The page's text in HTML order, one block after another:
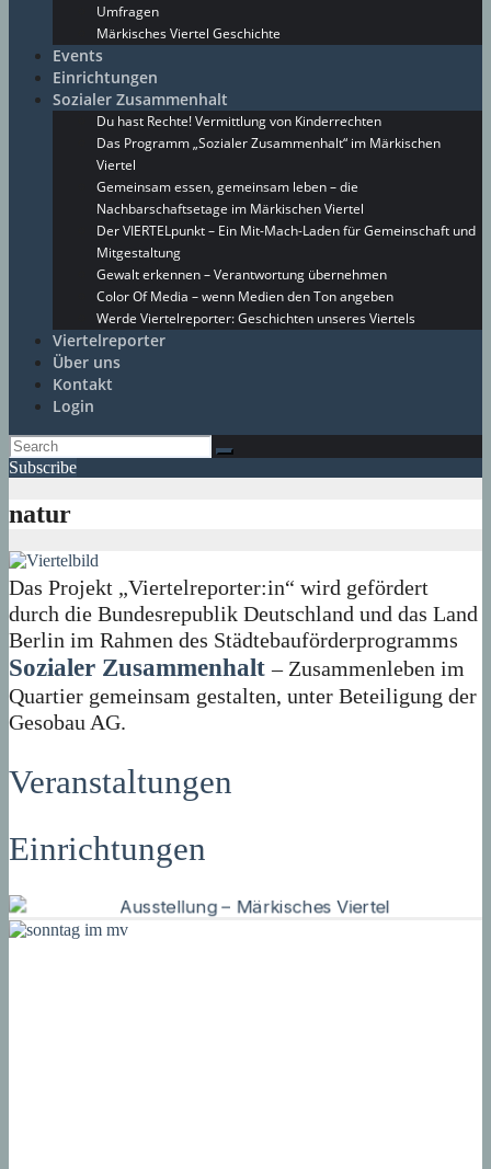
Umfragen
Märkisches Viertel Geschichte
Events
Einrichtungen
Sozialer Zusammenhalt
Du hast Rechte! Vermittlung von Kinderrechten
Das Programm „Sozialer Zusammenhalt“ im Märkischen
Viertel
Gemeinsam essen, gemeinsam leben – die
Nachbarschaftsetage im Märkischen Viertel
Der VIERTELpunkt – Ein Mit-Mach-Laden für Gemeinschaft und
Mitgestaltung
Gewalt erkennen – Verantwortung übernehmen
Color Of Media – wenn Medien den Ton angeben
Werde Viertelreporter: Geschichten unseres Viertels
Viertelreporter
Über uns
Kontakt
Login
Subscribe
natur
Das Projekt „Viertelreporter:in“ wird gefördert
durch die Bundesrepublik Deutschland und das Land
Berlin im Rahmen des Städtebauförderprogramms
Sozialer Zusammenhalt – Zusammenleben im
Quartier gemeinsam gestalten, unter Beteiligung der
Gesobau AG.
Veranstaltungen
Einrichtungen